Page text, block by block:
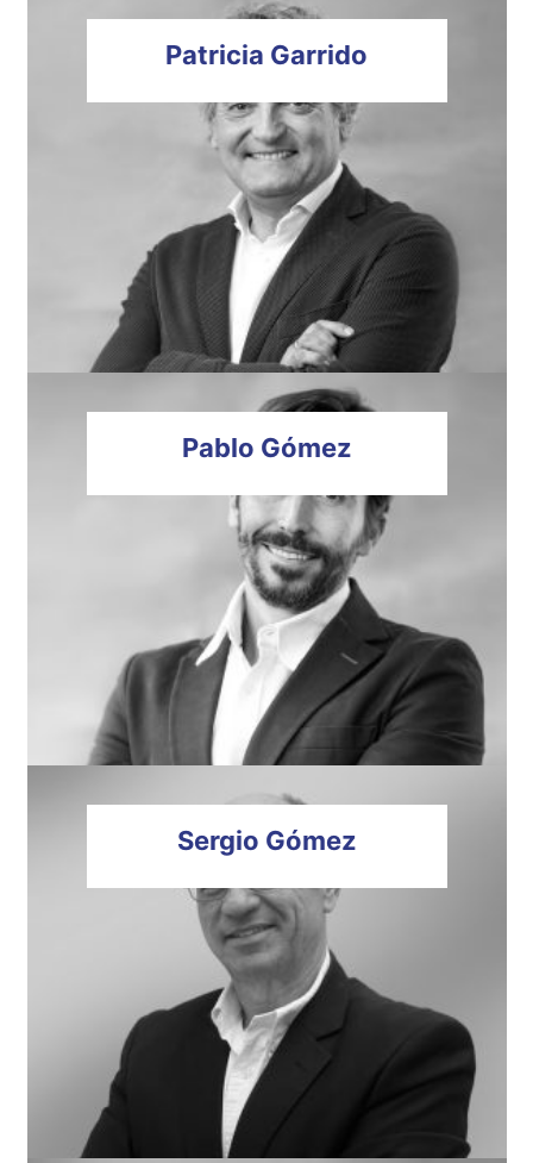
Patricia Garrido
Pablo Gómez
Sergio Gómez